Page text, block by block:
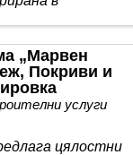
„Марвен
Покриви и
услуги
цялостни